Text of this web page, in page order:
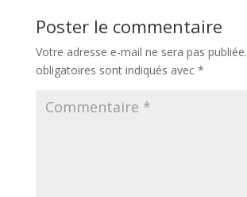
Poster le commentaire
Votre adresse e-mail ne sera pas publiée.
obligatoires sont indiqués avec *